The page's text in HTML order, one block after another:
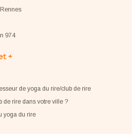
974
+
de yoga du rire/club de rire
de rire dans votre ville ?
yoga du rire